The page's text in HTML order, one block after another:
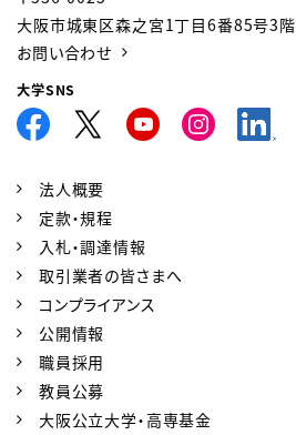
大阪市城東区森之宮1丁目6番85号3階
お問い合わせ
大学SNS
法人概要
定款・規程
入札・調達情報
取引業者の皆さまへ
コンプライアンス
公開情報
職員採用
教員公募
大阪公立大学・高専基金